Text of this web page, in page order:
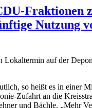
Fraktionen
Nutzung
so heißt es in einer
Zufahrt an die
und Bächle. „Mehr